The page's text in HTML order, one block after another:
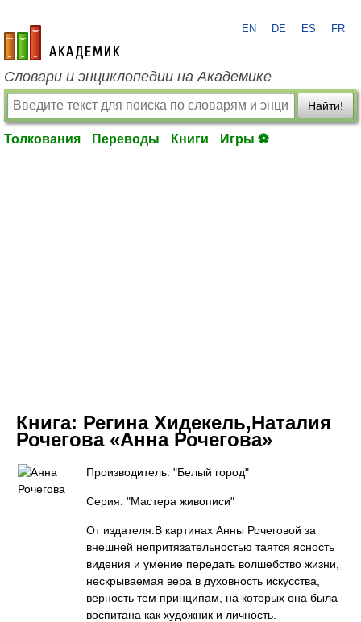
academic.ru
EN DE ES FR
Словари и энциклопедии на Академике
Найти!
Толкования Переводы Книги Игры ⚽
Книга: Регина Хидекель,Наталия
Рочегова «Анна Рочегова»
Производитель: "Белый город"
Серия: "Мастера живописи"
От издателя:В картинах Анны Рочеговой за
внешней непритязательностью таятся ясность
видения и умение передать волшебство жизни,
нескрываемая вера в духовность искусства,
верность тем принципам, на которых она была
воспитана как художник и личность.